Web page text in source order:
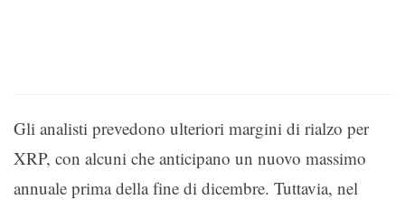
Gli analisti prevedono ulteriori margini di rialzo per
XRP, con alcuni che anticipano un nuovo massimo
annuale prima della fine di dicembre. Tuttavia, nel